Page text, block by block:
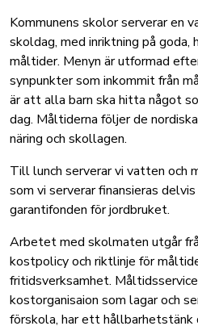
Kommunens skolor serverar en
skoldag, med inriktning på goda,
måltider. Menyn är utformad
synpunkter som inkommit från
är att alla barn ska hitta något
dag. Måltiderna följer de
näring och skollagen.
Till lunch serverar vi vatten och
som vi serverar finansieras
garantifonden för jordbruket.
Arbetet med skolmaten utgår
kostpolicyoch riktlinje för
fritidsverksamhet.
kostorganisaion som lagar och
förskola, har ett hållbarhetstänk